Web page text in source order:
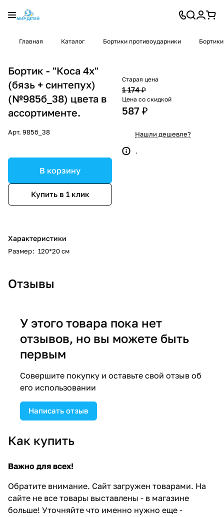
Главная Каталог Бортики противоударники
Бортик - "Коса 4х"
(бязь + синтепух)
(№985б_38) цвета в
ассортименте.
Арт. 985б_38
В корзину
Купить в 1 клик
Характеристики
Размер: 120*20 см
Старая цена
1 174 ₽
Цена со скидкой
587 ₽
Нашли дешевле?
.
Отзывы
У этого товара пока нет
отзывов, но вы можете быть
первым
Совершите покупку и оставьте свой отзыв об
его использовании
Написать отзыв
Как купить
Важно для всех!
Обратите внимание. Сайт загружен товарами. На
сайте не все товары выставлены - в магазине
больше! Уточняйте что именно нужно еще -